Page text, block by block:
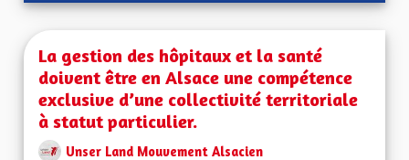
La gestion des hôpitaux et la santé
doivent être en Alsace une compétence
exclusive d’une collectivité territoriale
à statut particulier.
Unser Land Mouvement Alsacien